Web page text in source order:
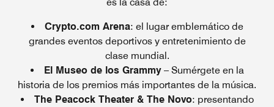
Crypto.com Arena: el lugar emblemático de
grandes eventos deportivos y entretenimiento de
clase mundial.
El Museo de los Grammy– Sumérgete en la
historia de los premios más importantes de la música.
The Peacock Theater & The Novo: presentando